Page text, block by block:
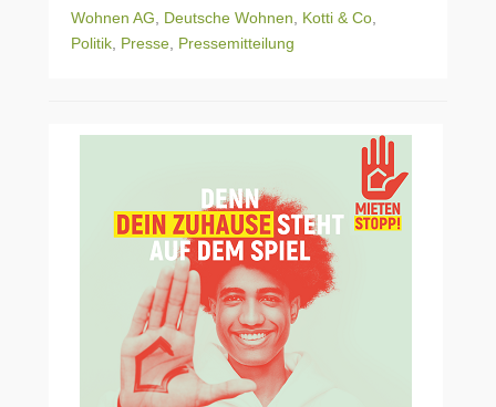
Wohnen AG
Deutsche Wohnen Kotti & Co
Politik Presse Pressemitteilung